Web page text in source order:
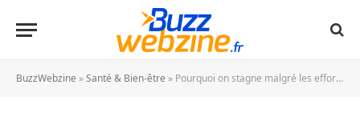
BuzzWebzine »Santé & Bien-être » Pourquoi on stagne malgré les efforts pour perdre du poids ?